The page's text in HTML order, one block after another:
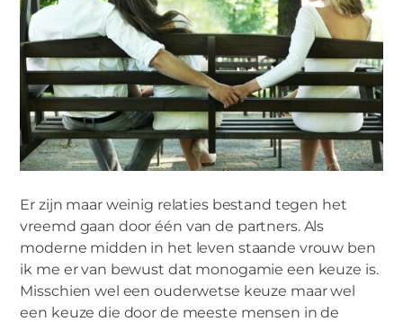
Er zijn maar weinig relaties bestand tegen het
vreemd gaan door één van de partners. Als
moderne midden in het leven staande vrouw ben
ik me er van bewust dat monogamie een keuze is.
Misschien wel een ouderwetse keuze maar wel
een keuze die door de meeste mensen in de